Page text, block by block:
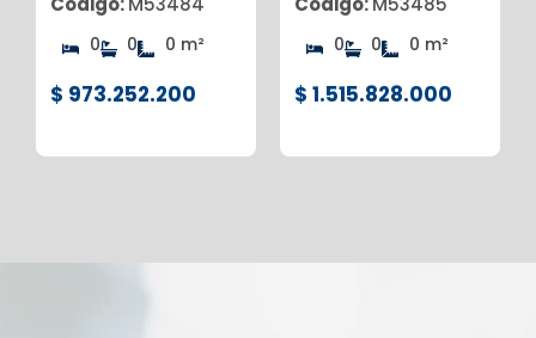
0 0 0 m²
$ 973.252.200
0 0 0 m²
$ 1.515.828.000